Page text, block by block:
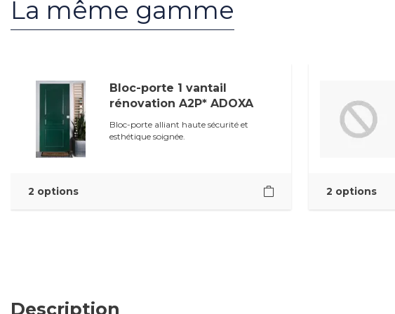
La même gamme
Bloc-porte 1 vantail
rénovation A2P* ADOXA
Bloc-porte alliant haute sécurité et
esthétique soignée.
2 options 2 options
Description